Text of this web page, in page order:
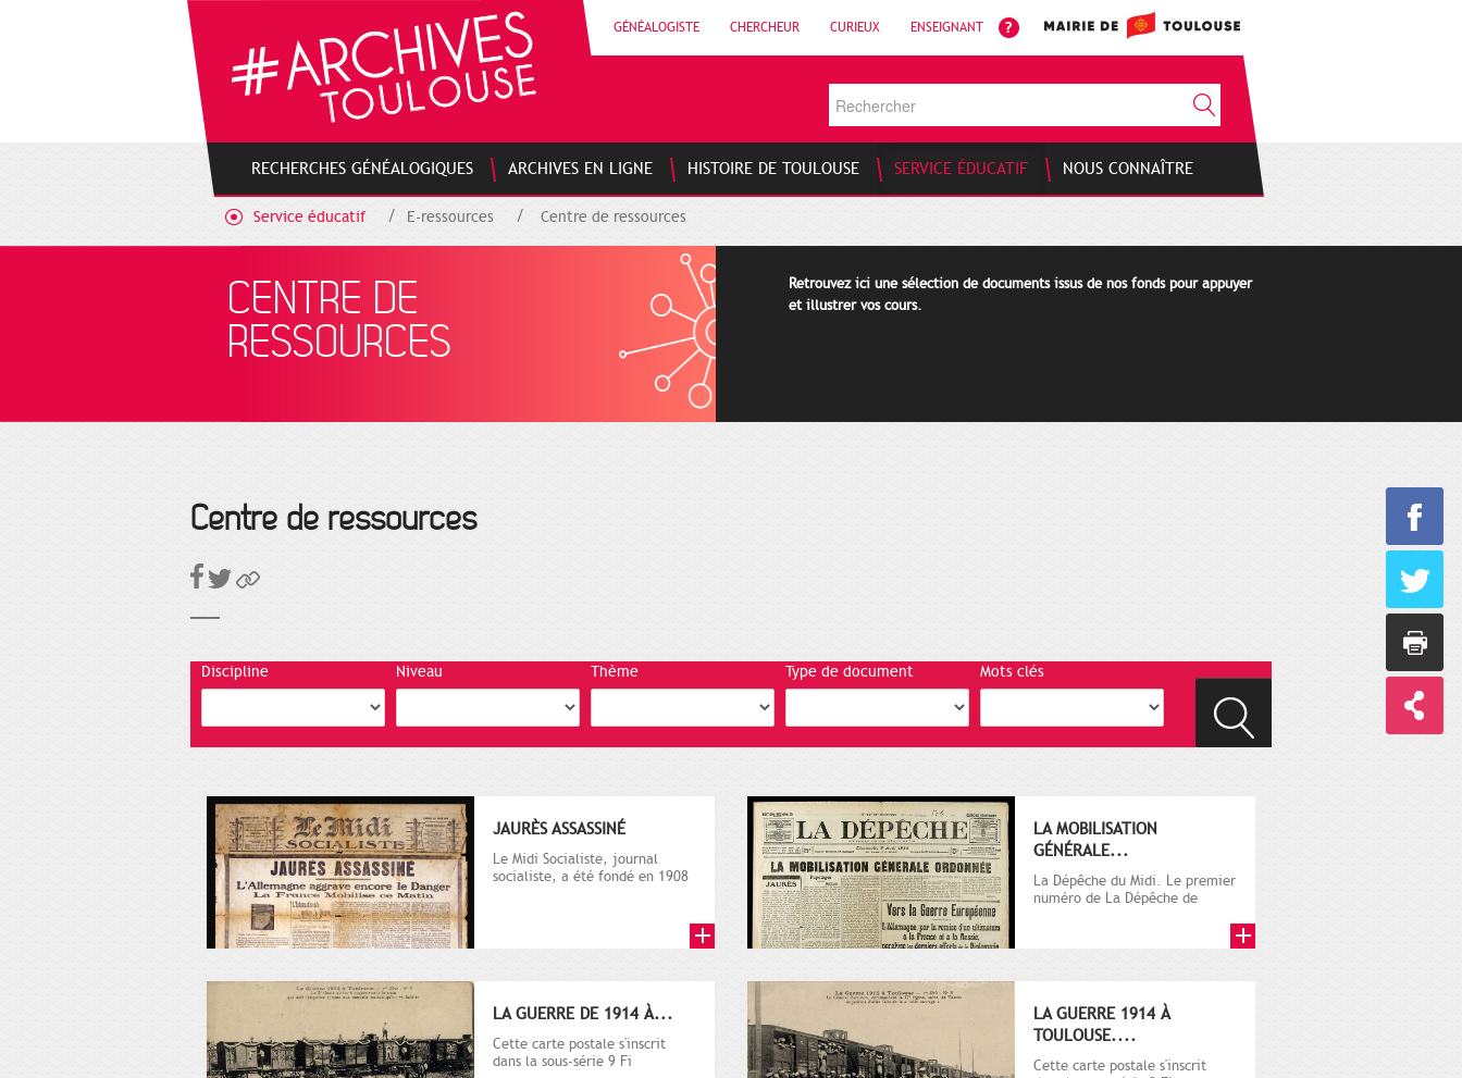
GÉNÉALOGISTE CHERCHEUR CURIEUX ENSEIGNANT
RECHERCHES GÉNÉALOGIQUES ARCHIVES EN LIGNE HISTOIRE DE TOULOUSE SERVICE ÉDUCATIF NOUS CONNAÎTRE
Service éducatif E-ressources Centre de ressources
CENTRE DE
RESSOURCES
Retrouvez ici une sélection de documents issus de nos fonds pour appuyer
et illustrer vos cours.
Centre de ressources
Discipline Niveau Thème Type de document Mots clés
JAURÈS ASSASSINÉ
Le Midi Socialiste, journal
socialiste, a été fondé en 1908
LA MOBILISATION
GÉNÉRALE...
La Dépêche du Midi. Le premier
numéro de La Dépêche de
LA GUERRE DE 1914 À...
Cette carte postale s'inscrit
dans la sous-série 9 Fi
LA GUERRE 1914 À
TOULOUSE....
Cette carte postale s'inscrit
Cookies management panel